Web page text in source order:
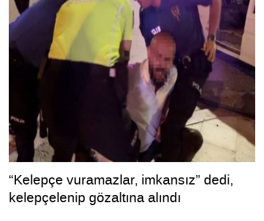
“Kelepçe vuramazlar, imkansız” dedi,
kelepçelenip gözaltına alındı